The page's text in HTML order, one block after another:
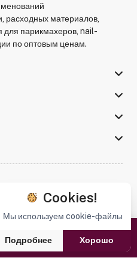
Избранное Корзина
расходных материалов,
для парикмахеров, nail-
по оптовым ценам.
-
:
Cookies!
Мы используем cookie-файлы
Подробнее Хорошо